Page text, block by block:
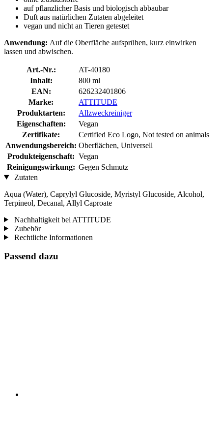
auf pflanzlicher Basis und biologisch abbaubar
Duft aus natürlichen Zutaten abgeleitet
vegan und nicht an Tieren getestet
Anwendung: Auf die Oberfläche aufsprühen, kurz einwirken
lassen und abwischen.
Art.-Nr.:
AT-40180
Inhalt:
800 ml
EAN:
626232401806
Marke:
ATTITUDE
Produktarten:
Allzweckreiniger
Eigenschaften:
Vegan
Zertifikate:
Certified Eco Logo, Not tested on animals
Anwendungsbereich: Oberflächen, Universell
Produkteigenschaft: Vegan
Reinigungswirkung: Gegen Schmutz
Zutaten
Aqua (Water), Caprylyl Glucoside, Myristyl Glucoside, Alcohol,
Terpineol, Decanal, Allyl Caproate
Nachhaltigkeit bei ATTITUDE
Zubehör
Rechtliche Informationen
Passend dazu